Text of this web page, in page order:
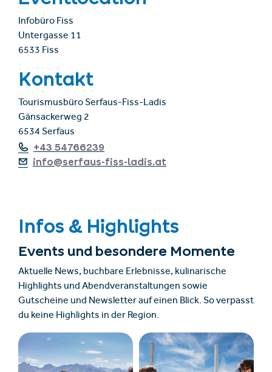
Infobüro Fiss
Untergasse 11
6533 Fiss
Kontakt
Tourismusbüro Serfaus-Fiss-Ladis
Gänsackerweg 2
6534 Serfaus
+43 54766239
info@serfaus-fiss-ladis.at
Infos & Highlights
Events und besondere Momente
Aktuelle News, buchbare Erlebnisse, kulinarische
Highlights und Abendveranstaltungen sowie
Gutscheine und Newsletter auf einen Blick. So verpasst
du keine Highlights in der Region.